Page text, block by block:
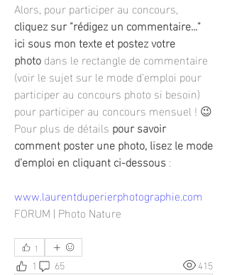
cliquez sur "rédigez un commentaire..."
ici sous mon texte et postez votre
photo dans le rectangle de commentaire
(voir le sujet sur le mode d'emploi pour
participer au concours photo si besoin)
pour participer au concours mensuel ! 😉
Pour plus de détails pour savoir
comment poster une photo, lisez le mode
d'emploi en cliquant ci-dessous :
www.laurentduperierphotographie.com
FORUM | Photo Nature
1
1 65
415